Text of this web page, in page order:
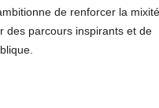
de renforcer la mixité
des parcours inspirants et de